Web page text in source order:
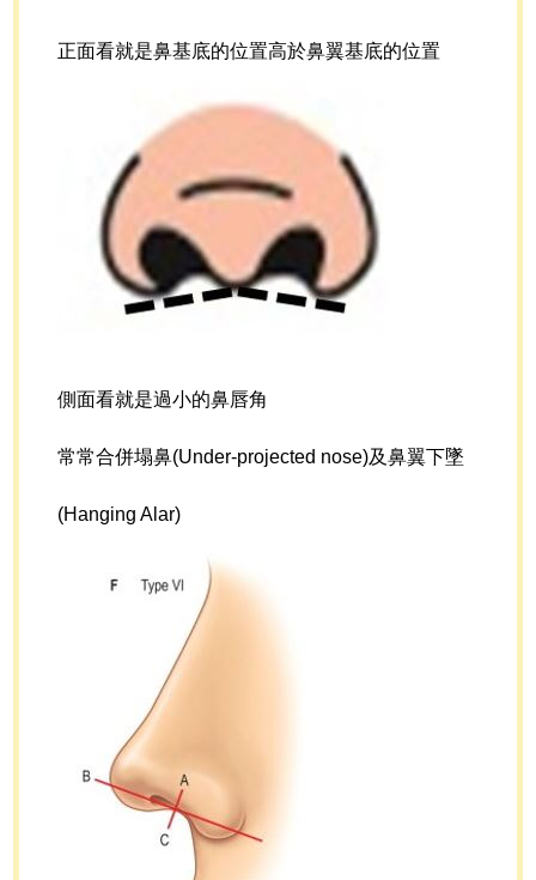
正面看就是鼻基底的位置高於鼻翼基底的位置
側面看就是過小的鼻唇角
常常合併塌鼻(Under-projected nose)及鼻翼下墜
(Hanging Alar)